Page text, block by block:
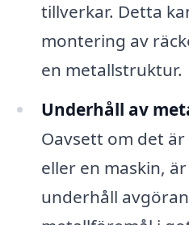
tillverkar. Detta
montering av
en metallstruktur.
Underhåll av
Oavsett om det
eller en maskin,
underhåll